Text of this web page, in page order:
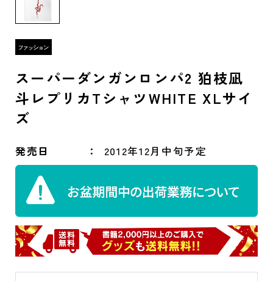
スーパーダンガンロンパ2 狛枝凪
斗レプリカTシャツWHITE XLサイ
ズ
発売日 2012年12月中旬予定